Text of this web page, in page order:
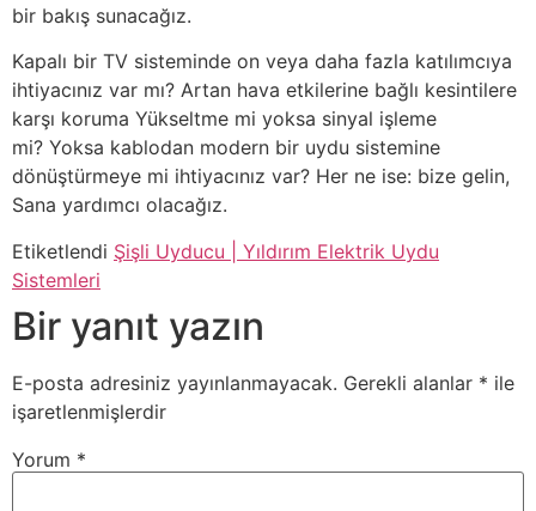
bir bakış sunacağız.
Kapalı bir TV sisteminde on veya daha fazla katılımcıya
ihtiyacınız var mı? Artan hava etkilerine bağlı kesintilere
karşı koruma Yükseltme mi yoksa sinyal işleme
mi? Yoksa kablodan modern bir uydu sistemine
dönüştürmeye mi ihtiyacınız var? Her ne ise: bize gelin,
Sana yardımcı olacağız.
Etiketlendi Şişli Uyducu | Yıldırım Elektrik Uydu
Sistemleri
Bir yanıt yazın
E-posta adresiniz yayınlanmayacak. Gerekli alanlar * ile
işaretlenmişlerdir
Yorum *